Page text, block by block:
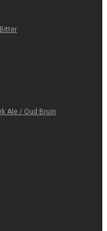
Ale / Oud Bruin